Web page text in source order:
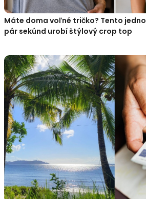
Máte doma voľné tričko? Tento
pár sekúnd urobí štýlový crop top